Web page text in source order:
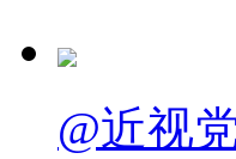
@近视